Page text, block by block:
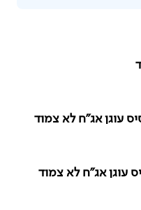
עוגן אג"ח לא צמוד